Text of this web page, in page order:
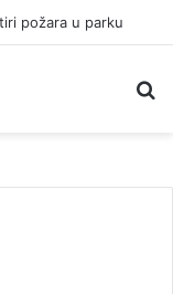
požara u parku